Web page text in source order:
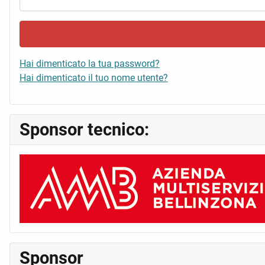
Hai dimenticato la tua password?
Hai dimenticato il tuo nome utente?
Sponsor tecnico:
Sponsor